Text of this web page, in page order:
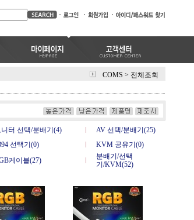
COMS > 전체조회
니터 선택/분배기(4)
AV 선택/분배기(25)
선택기(0)
KVM 공유기(0)
케이블(27)
분배기/선택
기/KVM(52)